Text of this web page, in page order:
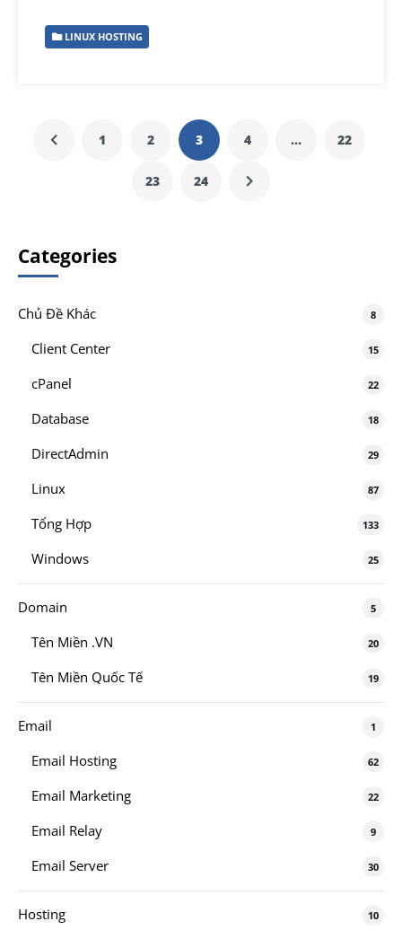
LINUX HOSTING
1 2 3 4 … 22
23 24
Categories
Chủ Đề Khác 8
Client Center 15
cPanel 22
Database 18
DirectAdmin 29
Linux 87
Tổng Hợp 133
Windows 25
Domain 5
Tên Miền .VN 20
Tên Miền Quốc Tế 19
Email 1
Email Hosting 62
Email Marketing 22
Email Relay 9
Email Server 30
Hosting 10